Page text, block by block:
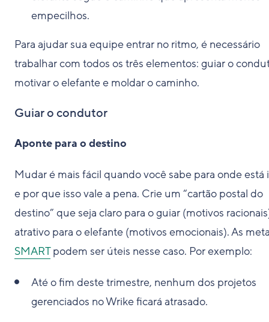
empecilhos.
Para ajudar sua equipe entrar no ritmo, é necessário
trabalhar com todos os três elementos: guiar o
motivar o elefante e moldar o caminho.
Guiar o condutor
Aponte para o destino
Mudar é mais fácil quando você sabe para onde está
e por que isso vale a pena. Crie um “cartão postal do
destino” que seja claro para o guiar (motivos
atrativo para o elefante (motivos emocionais). As
SMARTpodem ser úteis nesse caso. Por exemplo:
Até o fim deste trimestre, nenhum dos projetos
gerenciados no Wrike ficará atrasado.